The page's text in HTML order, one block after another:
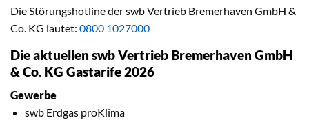
Die Störungshotline der swb Vertrieb Bremerhaven GmbH &
Co. KG lautet: 0800 1027000
Die aktuellen swb Vertrieb Bremerhaven GmbH
& Co. KG Gastarife 2026
Gewerbe
swb Erdgas proKlima